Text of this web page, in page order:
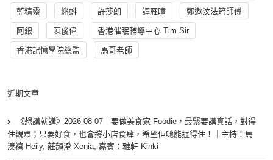
藍精靈 蝌蚪 許莎朗 譚雁瞳 鄭遨汶法筠師傅
阿銀 陳俊偉 香港催眠輔導中心 Tim Sir
香港記憶學院總監 馬哥老師
近期文章
《想講就講》2026-08-07｜要做美食家 Foodie，最緊要講真話，對得
住觀眾；只要好食，也會撐小店食肆，希望佢哋能捱得住！｜主持：馬
溱禧 Heily, 莊韻澄 Xenia, 嘉賓：雅軒 Kinki